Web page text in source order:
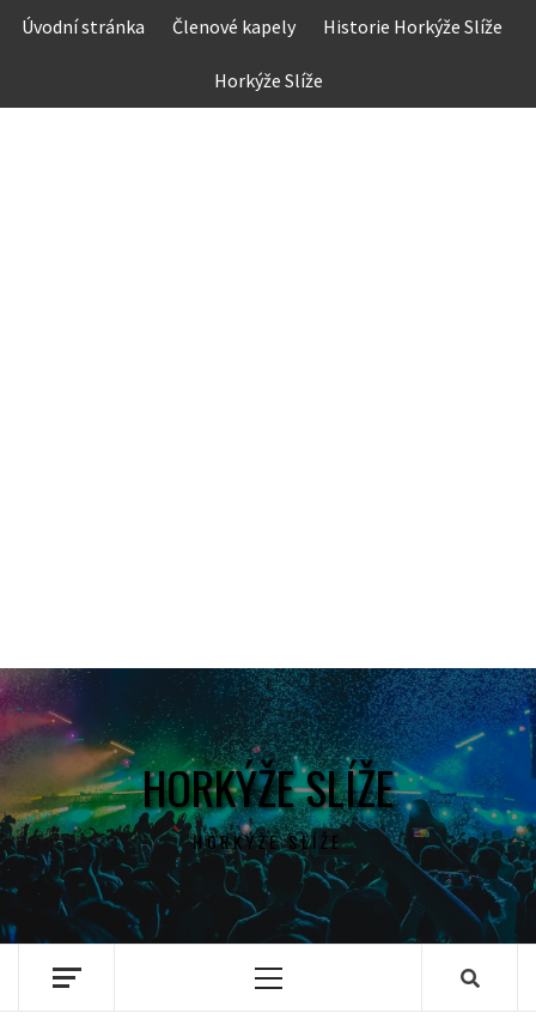
Skip
Úvodní stránka Členové kapely Historie Horkýže Slíže
Horkýže Slíže
HORKÝŽE SLÍŽE
HORKÝŽE SLÍŽE
Primary